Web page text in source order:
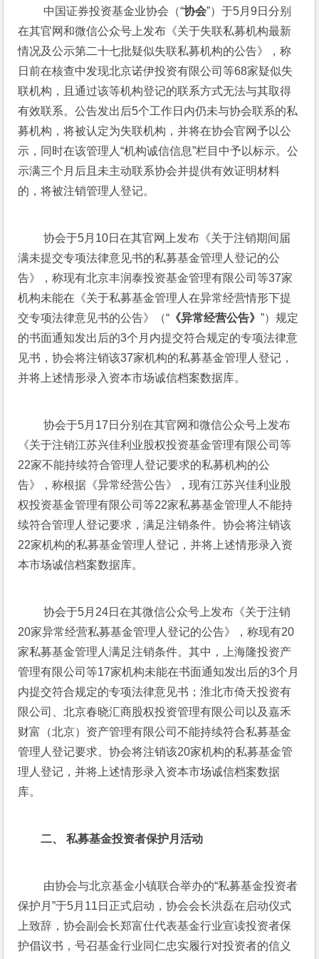
中国证券投资基金业协会（“协会”）于5月9日分别
在其官网和微信公众号上发布《关于失联私募机构最新
情况及公示第二十七批疑似失联私募机构的公告》，称
日前在核查中发现北京诺伊投资有限公司等68家疑似失
联机构，且通过该等机构登记的联系方式无法与其取得
有效联系。公告发出后5个工作日内仍未与协会联系的私
募机构，将被认定为失联机构，并将在协会官网予以公
示，同时在该管理人“机构诚信信息”栏目中予以标示。公
示满三个月后且未主动联系协会并提供有效证明材料
的，将被注销管理人登记。
协会于5月10日在其官网上发布《关于注销期间届
满未提交专项法律意见书的私募基金管理人登记的公
告》，称现有北京丰润泰投资基金管理有限公司等37家
机构未能在《关于私募基金管理人在异常经营情形下提
交专项法律意见书的公告》（“ 《异常经营公告》”）规定
的书面通知发出后的3个月内提交符合规定的专项法律意
见书，协会将注销该37家机构的私募基金管理人登记，
并将上述情形录入资本市场诚信档案数据库。
协会于5月17日分别在其官网和微信公众号上发布
《关于注销江苏兴佳利业股权投资基金管理有限公司等
22家不能持续符合管理人登记要求的私募机构的公
告》，称根据《异常经营公告》，现有江苏兴佳利业股
权投资基金管理有限公司等22家私募基金管理人不能持
续符合管理人登记要求，满足注销条件。协会将注销该
22家机构的私募基金管理人登记，并将上述情形录入资
本市场诚信档案数据库。
协会于5月24日在其微信公众号上发布《关于注销
20家异常经营私募基金管理人登记的公告》，称现有20
家私募基金管理人满足注销条件。其中，上海隆投资产
管理有限公司等17家机构未能在书面通知发出后的3个月
内提交符合规定的专项法律意见书；淮北市倚天投资有
限公司、北京春晓汇商股权投资管理有限公司以及嘉禾
财富（北京）资产管理有限公司不能持续符合私募基金
管理人登记要求。协会将注销该20家机构的私募基金管
理人登记，并将上述情形录入资本市场诚信档案数据
库。
二、 私募基金投资者保护月活动
保护月”于5月11日正式启动，协会会长洪磊在启动仪式
上致辞，协会副会长郑富仕代表基金行业宣读投资者保
护倡议书，号召基金行业同仁忠实履行对投资者的信义